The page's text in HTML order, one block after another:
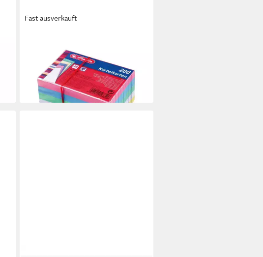
Fast ausverkauft
A8 / liniert / 5 verschiedene Farben
2,29 €
lieferbar - in 3-4 Werktagen bei dir